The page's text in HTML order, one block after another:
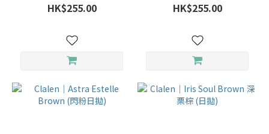
HK$255.00 HK$255.00